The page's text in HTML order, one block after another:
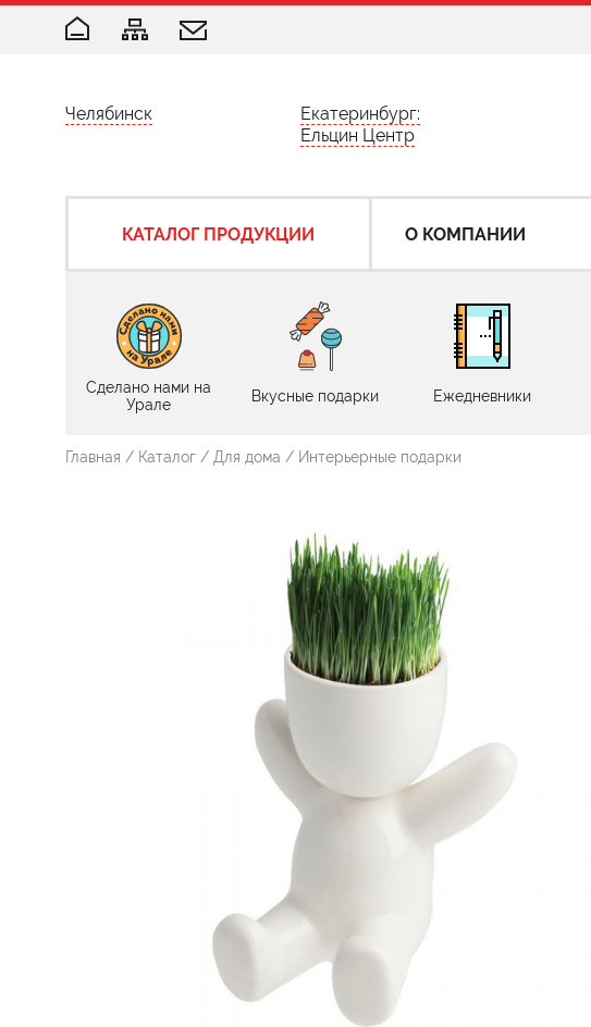
Челябинск
Екатеринбург:
Ельцин Центр
КАТАЛОГ ПРОДУКЦИИ О КОМПАНИИ
Сделано нами на
Урале
Вкусные подарки Ежедневники
Главная / Каталог / Для дома / Интерьерные подарки